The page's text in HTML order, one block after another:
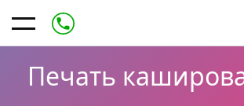
Печать